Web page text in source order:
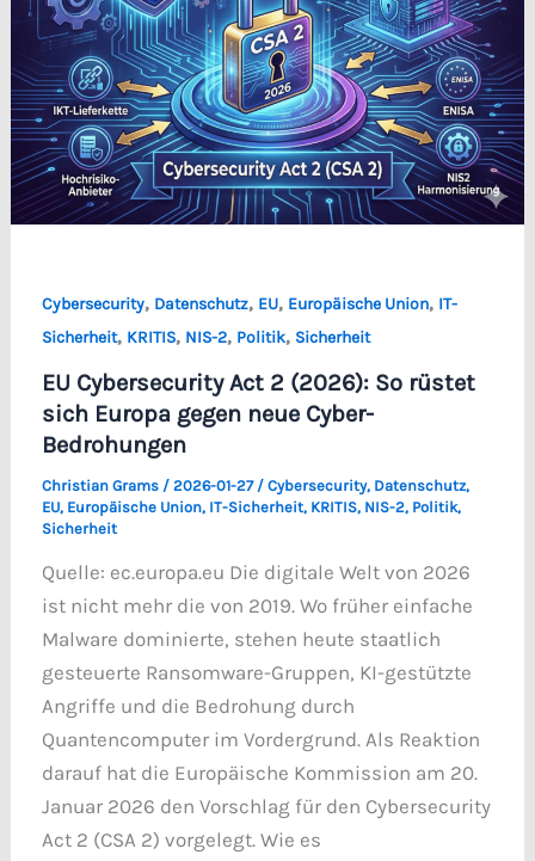
Cybersecurity, Datenschutz, EU, Europäische Union, IT-
Sicherheit, KRITIS, NIS-2, Politik, Sicherheit
EU Cybersecurity Act 2 (2026): So rüstet
sich Europa gegen neue Cyber-
Bedrohungen
Christian Grams / 2026-01-27 / Cybersecurity, Datenschutz,
EU, Europäische Union, IT-Sicherheit, KRITIS, NIS-2, Politik,
Sicherheit
Quelle: ec.europa.eu Die digitale Welt von 2026
ist nicht mehr die von 2019. Wo früher einfache
Malware dominierte, stehen heute staatlich
gesteuerte Ransomware-Gruppen, KI-gestützte
Angriffe und die Bedrohung durch
Quantencomputer im Vordergrund. Als Reaktion
darauf hat die Europäische Kommission am 20.
Januar 2026 den Vorschlag für den Cybersecurity
Act 2 (CSA 2) vorgelegt. Wie es